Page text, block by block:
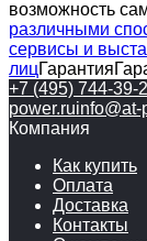
возможность
различными
сервисы и
лицГарантия
+7 (495) 744-39-
power.ruinfo@at-
Компания
Как купить
Оплата
Доставка
Контакты